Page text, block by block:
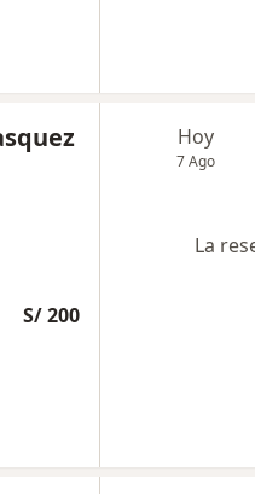
S/ 200
Hoy
7 Ago
La